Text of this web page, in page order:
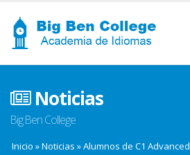
Noticias
Big Ben College
Inicio »Noticias »Alumnos de C1 Advanced